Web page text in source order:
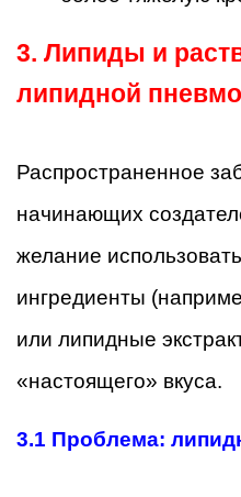
3. Липиды и
липидной
Распространенное
начинающих
желание
ингредиенты
или липидные
«настоящего» вкуса.
3.1 Проблема: